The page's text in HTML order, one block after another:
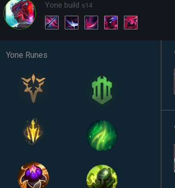
Yone build s14
Yone Runes